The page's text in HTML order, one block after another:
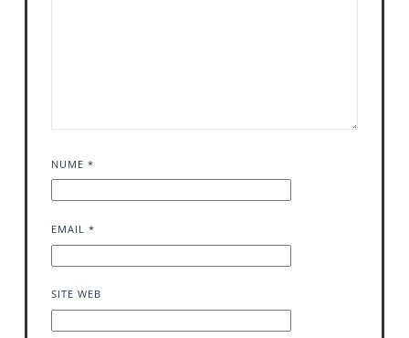
NUME *
EMAIL *
SITE WEB